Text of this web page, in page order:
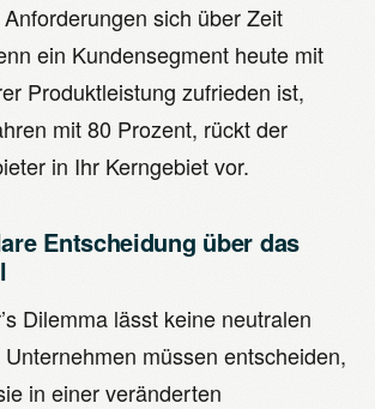
sich über Zeit
ein Kundensegment heute mit
Produktleistung zufrieden ist,
mit 80 Prozent, rückt der
in Ihr Kerngebiet vor.
Entscheidung über das
Dilemma lässt keine neutralen
müssen entscheiden,
in einer veränderten